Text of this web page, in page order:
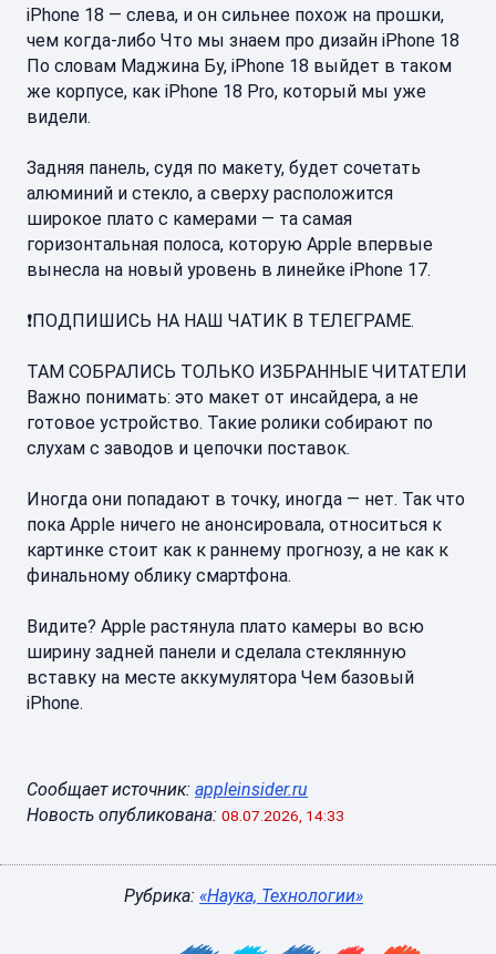
iPhone 18 — слева, и он сильнее похож на прошки,
чем когда-либо Что мы знаем про дизайн iPhone 18
По словам Маджина Бу, iPhone 18 выйдет в таком
же корпусе, как iPhone 18 Pro, который мы уже
видели.
Задняя панель, судя по макету, будет сочетать
алюминий и стекло, а сверху расположится
широкое плато с камерами — та самая
горизонтальная полоса, которую Apple впервые
вынесла на новый уровень в линейке iPhone 17.
❗ПОДПИШИСЬ НА НАШ ЧАТИК В ТЕЛЕГРАМЕ.
ТАМ СОБРАЛИСЬ ТОЛЬКО ИЗБРАННЫЕ ЧИТАТЕЛИ
Важно понимать: это макет от инсайдера, а не
готовое устройство. Такие ролики собирают по
слухам с заводов и цепочки поставок.
Иногда они попадают в точку, иногда — нет. Так что
пока Apple ничего не анонсировала, относиться к
картинке стоит как к раннему прогнозу, а не как к
финальному облику смартфона.
Видите? Apple растянула плато камеры во всю
ширину задней панели и сделала стеклянную
вставку на месте аккумулятора Чем базовый
iPhone.
Сообщает источник: appleinsider.ru
Новость опубликована: 08.07.2026, 14:33
Рубрика: «Наука, Технологии»